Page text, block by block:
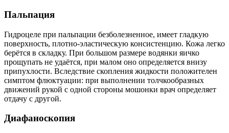
Пальпация
Гидроцеле при пальпации безболезненное, имеет гладкую
поверхность, плотно-эластическую консистенцию. Кожа легко
берётся в складку. При большом размере водянки яичко
прощупать не удаётся, при малом оно определяется внизу
припухлости. Вследствие скопления жидкости положителен
симптом флюктуации: при выполнении толчкообразных
движений рукой с одной стороны мошонки врач определяет
отдачу с другой.
Диафаноскопия